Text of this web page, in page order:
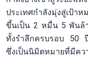
ประเทศกำลังมุ่งสู่เป้า
ขึ้นเป็น 2 หมื่น 5 พันล้
ทั้งรำลึกครบรอบ 50
ซึ่งเป็นนิมิตหมายที่มีค